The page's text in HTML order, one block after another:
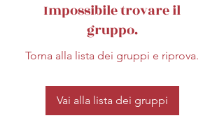
Impossibile trovare il
gruppo.
Torna alla lista dei gruppi e riprova.
Vai alla lista dei gruppi